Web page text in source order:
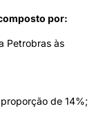
por:
Petrobras às
de 14%;